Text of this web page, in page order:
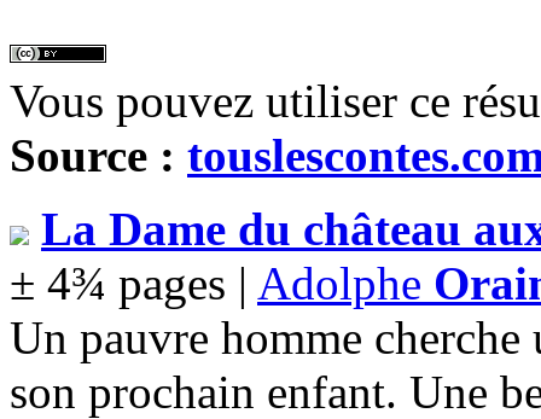
Vous pouvez utiliser ce
Source :
La Dame du château
± 4¾ pages | Adolphe
Un pauvre homme
son prochain enfant. Une